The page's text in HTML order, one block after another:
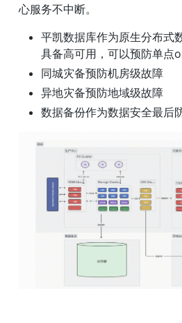
心服务不中断。
平凯数据库作为原生分布式
具备高可用，可以预防单点
同城灾备预防机房级故障
异地灾备预防地域级故障
数据备份作为数据安全最后